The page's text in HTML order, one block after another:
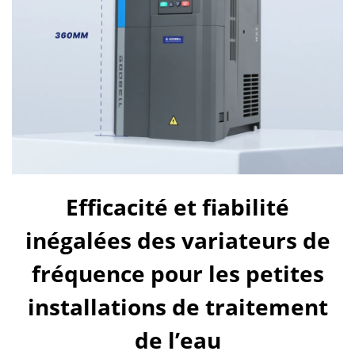
Efficacité et fiabilité
inégalées des variateurs de
fréquence pour les petites
installations de traitement
de l’eau